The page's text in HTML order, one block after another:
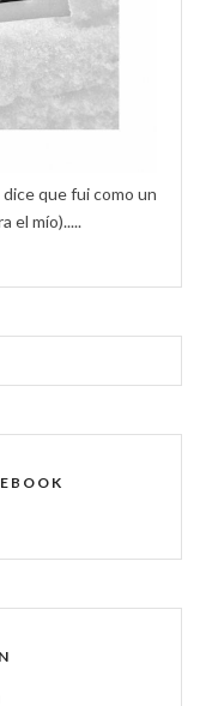
que fui como un
el mío).....